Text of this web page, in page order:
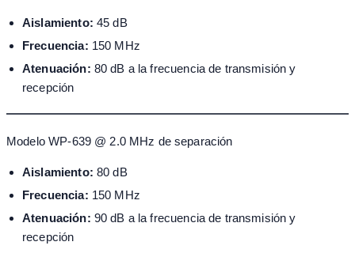
Aislamiento: 45 dB
Frecuencia: 150 MHz
Atenuación: 80 dB a la frecuencia de transmisión y
recepción
Modelo WP-639 @ 2.0 MHz de separación
Aislamiento: 80 dB
Frecuencia: 150 MHz
Atenuación: 90 dB a la frecuencia de transmisión y
recepción